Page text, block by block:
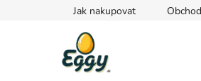
Jak nakupovat